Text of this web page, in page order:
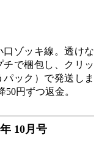
口ゾッキ線。透けな
で梱包し、クリッ
ック）で発送しま
円ずつ返金。
10月号